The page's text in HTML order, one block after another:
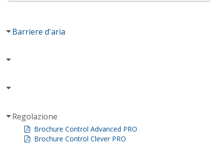
Barriere d'aria
Regolazione
Brochure Control Advanced PRO
Brochure Control Clever PRO